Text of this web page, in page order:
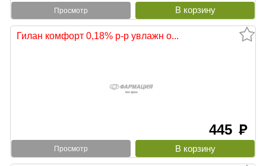
Просмотр
Гилан комфорт 0,18% р-р увлажн о...
445 руб
Просмотр